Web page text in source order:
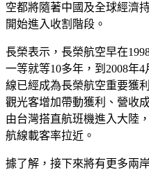
空都將隨著中國及全球經濟
開始進入收割階段。
長榮表示，長榮航空早在
一等就等10多年，到2008年
線已經成為長榮航空重要獲
觀光客增加帶動獲利、營收
由台灣搭直航班機進入大陸
航線載客率拉近。
據了解，接下來將有更多兩